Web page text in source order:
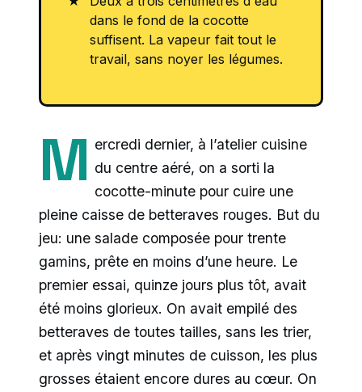
dans le fond de la cocotte
suffisent. La vapeur fait tout le
travail, sans noyer les légumes.
M ercredi dernier, à l’atelier cuisine
du centre aéré, on a sorti la
cocotte-minute pour cuire une
pleine caisse de betteraves rouges. But du
jeu: une salade composée pour trente
gamins, prête en moins d’une heure. Le
premier essai, quinze jours plus tôt, avait
été moins glorieux. On avait empilé des
betteraves de toutes tailles, sans les trier,
et après vingt minutes de cuisson, les plus
grosses étaient encore dures au cœur. On